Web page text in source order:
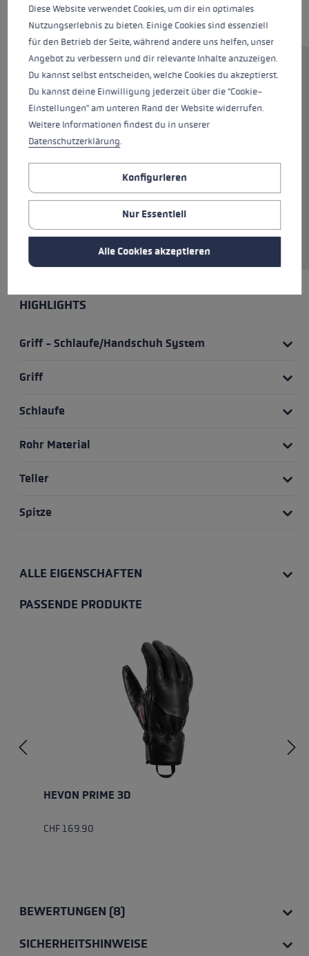
Dieser hochwertige Alpinstock
aus Aluminium ist ein perfekter
Einsteiger mit Allrounder
Qualitäten. Ob Carven oder kurze
Schwünge: der Bold Lite S ist die
Trigger S-System des Griffs
ermöglicht ein schnelles
Einklicken und macht so den
ist stufenlos einstellbar.
HIGHLIGHTS
Griff - Schlaufe/Handschuh System
Griff
Schlaufe
Rohr Material
Teller
Spitze
ALLE EIGENSCHAFTEN
PASSENDE PRODUKTE
HEVON PRIME 3D
CHF 169.90
BEWERTUNGEN (8)
SICHERHEITSHINWEISE
Diese Website verwendet Cookies, um dir ein optimales
Nutzungserlebnis zu bieten. Einige Cookies sind essenziell
für den Betrieb der Seite, während andere uns helfen, unser
Angebot zu verbessern und dir relevante Inhalte anzuzeigen.
Du kannst selbst entscheiden, welche Cookies du akzeptierst.
Du kannst deine Einwilligung jederzeit über die "Cookie-
Einstellungen" am unteren Rand der Website widerrufen.
Weitere Informationen findest du in unserer
Datenschutzerklärung.
Konfigurieren
Nur Essentiell
Alle Cookies akzeptieren